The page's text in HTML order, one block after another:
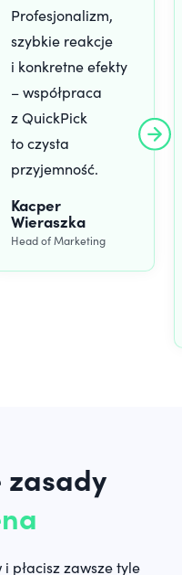
Profesjonalizm,
szybkie reakcje
i konkretne efekty
– współpraca
z QuickPick
to czysta
przyjemność.
Kacper
Wieraszka
Head of Marketing
zasady
płacisz zawsze tyle